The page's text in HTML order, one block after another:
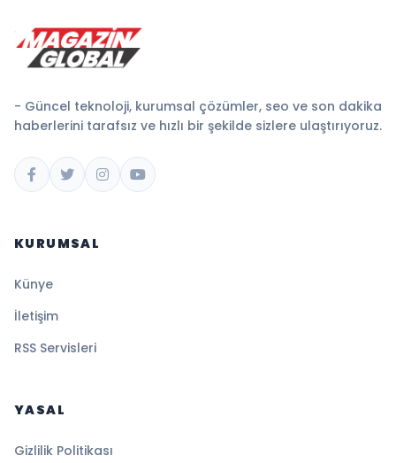
- Güncel teknoloji, kurumsal çözümler, seo ve son dakika
haberlerini tarafsız ve hızlı bir şekilde sizlere ulaştırıyoruz.
KURUMSAL
Künye
İletişim
RSS Servisleri
YASAL
Gizlilik Politikası